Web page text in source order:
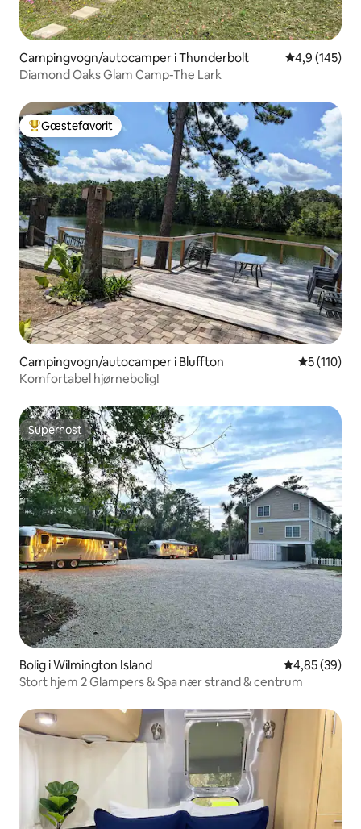
Campingvogn/autocamper i Thunderbolt 4,9 ud af 5 i
4,9 (145)
Diamond Oaks Glam Camp-The Lark
Bedste gæstefavorit
Gæstefavorit
Campingvogn/autocamper i Bluffton 5 ud af 5 i
5 (110)
Komfortabel hjørnebolig!
Superhost
Superhost
Bolig i Wilmington Island 4,85 ud af 5 i
4,85 (39)
Stort hjem 2 Glampers & Spa nær strand & centrum